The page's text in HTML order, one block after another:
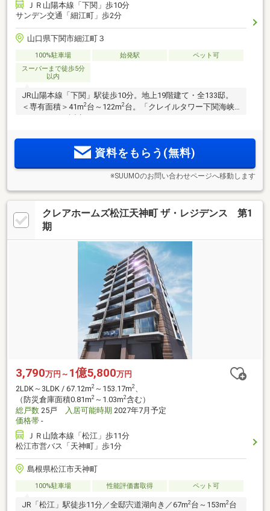
ＪＲ山陽本線「下関」歩10分
サンデン交通「細江町」歩2分
山口県下関市細江町３
100%駐車場 始発駅
ペット可
スーパーまで徒歩5分
以内
JR山陽本線「下関」駅徒歩10分。地上19階建て・全133邸。
＜専有面積＞41m2台～122m2台。「クレイルタワー下関海峡
資料をもらう(無料)
※SUUMOのお問い合わせページへ移動します
クレアホームズ松江天神町 ザ・レジデンス 第1
期
3,790万円～ 1億5,800万円
2LDK～3LDK / 67.12m2 ～153.17m2、
（防災倉庫面積0.81m2 ～1.03m2含む）
総戸数 25戸 入居可能時期 2027年7月予定
価格帯 -
ＪＲ山陰本線「松江」歩11分
松江市営バス「天神町」歩1分
島根県松江市天神町
100%駐車場 性能評価書取得 ペット可
JR「松江」駅徒歩11分／全邸宍道湖向き／67m2台～153m2台